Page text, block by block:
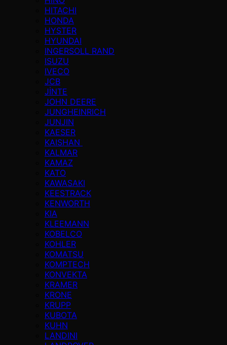
HITACHI
HONDA
HYSTER
HYUNDAI
INGERSOLL RAND
ISUZU
IVECO
JCB
JİNTE
JOHN DEERE
JUNGHEINRICH
JUNJIN
KAESER
KAISHAN
KALMAR
KAMAZ
KATO
KAWASAKI
KEESTRACK
KENWORTH
KIA
KLEEMANN
KOBELCO
KOHLER
KOMATSU
KOMPTECH
KONVEKTA
KRAMER
KRONE
KRUPP
KUBOTA
KUHN
LANDINI